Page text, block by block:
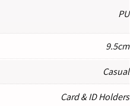
PU
9.5cm
Casual
Card & ID Holders